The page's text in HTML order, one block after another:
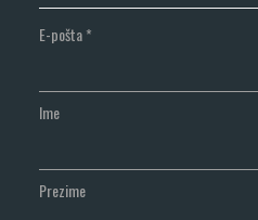
E-pošta*
Ime
Prezime